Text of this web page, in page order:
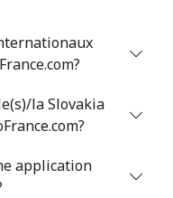
la Slovakia
application